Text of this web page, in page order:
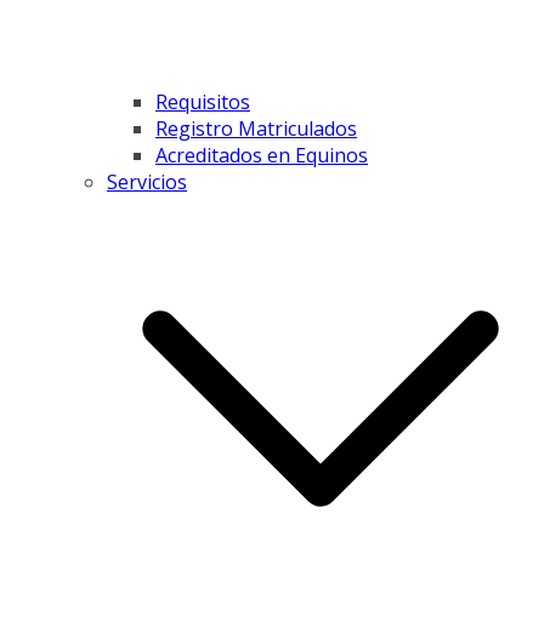
Requisitos
Registro Matriculados
Acreditados en Equinos
Servicios